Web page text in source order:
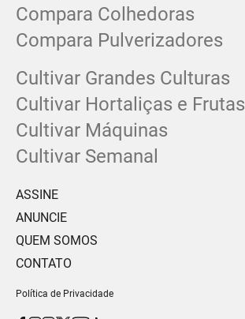
Compara Colhedoras
Compara Pulverizadores
Cultivar Grandes Culturas
Cultivar Hortaliças e Frutas
Cultivar Máquinas
Cultivar Semanal
ASSINE
ANUNCIE
QUEM SOMOS
CONTATO
Política de Privacidade